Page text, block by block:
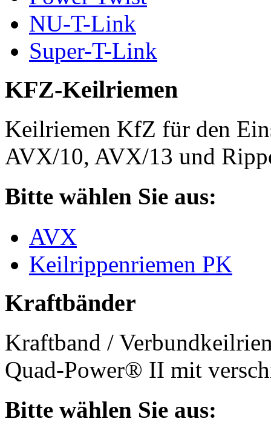
NU-T-Link
Super-T-Link
KFZ-Keilriemen
Keilriemen KfZ für den
AVX/10, AVX/13 und
Bitte wählen Sie aus:
AVX
Keilrippenriemen PK
Kraftbänder
Kraftband /
Quad-Power® II mit
Bitte wählen Sie aus: